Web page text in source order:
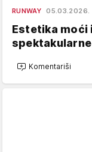
RUNWAY 05.03.2026.
Estetika moći
Komentariši